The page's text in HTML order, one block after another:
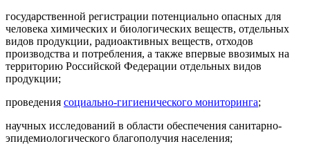
государственной регистрации потенциально опасных для
человека химических и биологических веществ, отдельных
видов продукции, радиоактивных веществ, отходов
производства и потребления, а также впервые ввозимых на
территорию Российской Федерации отдельных видов
продукции;
проведения социально-гигиенического мониторинга;
научных исследований в области обеспечения санитарно-
эпидемиологического благополучия населения;